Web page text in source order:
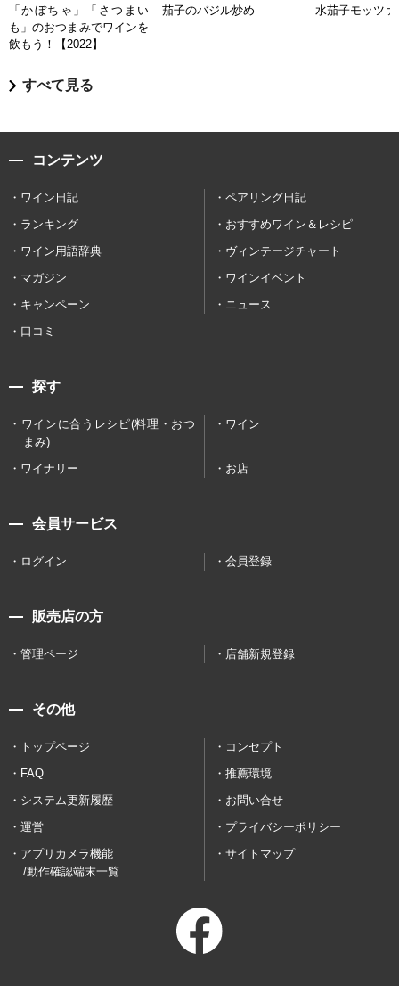
「かぼちゃ」「さつまい
も」のおつまみでワインを
飲もう！【2022】
茄子のバジル炒め 水茄子モッツァ
すべて見る
コンテンツ
ワイン日記
ペアリング日記
ランキング
おすすめワイン＆レシピ
ワイン用語辞典
ヴィンテージチャート
マガジン
ワインイベント
キャンペーン
ニュース
口コミ
探す
ワインに合うレシピ(料理・おつ
まみ)
ワイン
ワイナリー お店
会員サービス
ログイン 会員登録
販売店の方
管理ページ 店舗新規登録
その他
トップページ
コンセプト
FAQ
推薦環境
システム更新履歴
お問い合せ
運営
プライバシーポリシー
アプリカメラ機能
/動作確認端末一覧
サイトマップ